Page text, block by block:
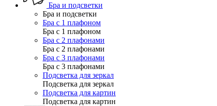
Бра и подсветки
Бра и подсветки
Бра с 1 плафоном
Бра с 1 плафоном
Бра с 2 плафонами
Бра с 2 плафонами
Бра с 3 плафонами
Бра с 3 плафонами
Подсветка для зеркал
Подсветка для зеркал
Подсветка для картин
Подсветка для картин